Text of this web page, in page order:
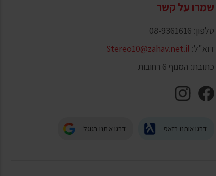
שמרו על קשר
טלפון: 08-9361616
דוא"ל: Stereo10@zahav.net.il
כתובת: המנוף 6 רחובות
דרגו אותנו בזאפ דרגו אותנו בגוגל